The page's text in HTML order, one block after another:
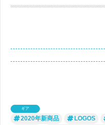
ギア
2020年新商品 LOGOS